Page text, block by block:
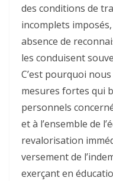
des conditions de
incomplets
absence de
les conduisent
C’est pourquoi
mesures fortes qui
personnels
et à l’ensemble de
revalorisation
versement de
exerçant en